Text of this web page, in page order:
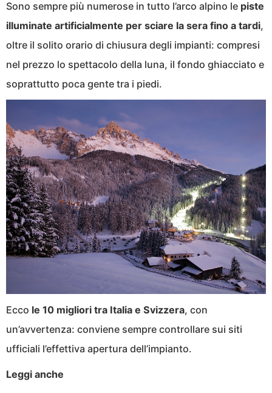
Sono sempre più numerose in tutto l’arco alpino le piste
illuminate artificialmente per sciare la sera fino a tardi,
oltre il solito orario di chiusura degli impianti: compresi
nel prezzo lo spettacolo della luna, il fondo ghiacciato e
soprattutto poca gente tra i piedi.
Ecco le 10 migliori tra Italia e Svizzera, con
un’avvertenza: conviene sempre controllare sui siti
ufficiali l’effettiva apertura dell’impianto.
Leggi anche